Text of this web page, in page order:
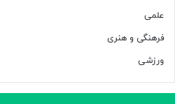
علمی
فرهنگی و هنری
ورزشی